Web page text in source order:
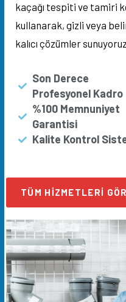
kaçağı tespiti ve tamiri
kullanarak, gizli veya
kalıcı çözümler
Son Derece
Profesyonel Kadro
%100 Memnuniyet
Garantisi
Kalite Kontrol
TÜM HIZMETLERI